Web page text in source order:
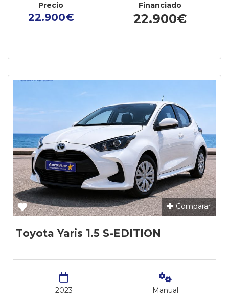
Precio
22.900€
Financiado
22.900€
Comparar
Toyota Yaris 1.5 S-EDITION
2023 Manual